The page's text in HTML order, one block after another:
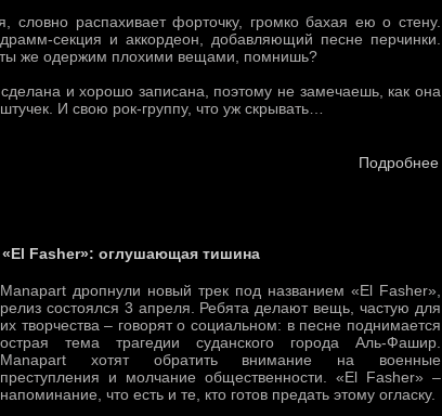
словно распахивает форточку, громко бахая ею о стену.
секция и аккордеон, добавляющий песне перчинки.
же одержим плохими вещами, помнишь?
и хорошо записана, поэтому не замечаешь, как она
И свою рок-группу, что уж скрывать…
Подробнее
Fasher»: оглушающая тишина
Manapart дропнули новый трек под названием «El Fasher»,
релиз состоялся 3 апреля. Ребята делают вещь, частую для
их творчества – говорят о социальном: в песне поднимается
острая тема трагедии суданского города Аль-Фашир.
Manapart хотят обратить внимание на военные
преступления и молчание общественности. «El Fasher» –
напоминание, что есть и те, кто готов предать этому огласку.